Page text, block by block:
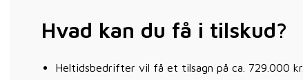
Hvad kan du få i tilskud?
Heltidsbedrifter vil få et tilsagn på ca. 729.000